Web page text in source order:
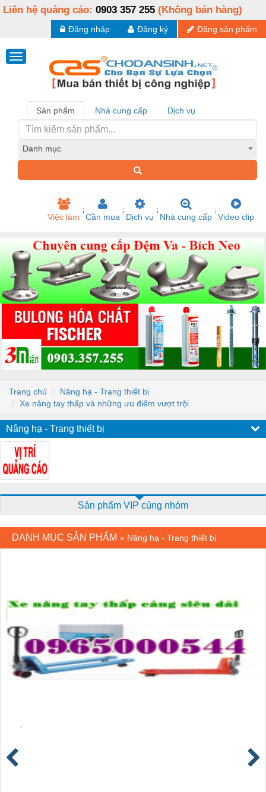
Liên hệ quảng cáo: 0903 357 255 (Không bán hàng)
Đăng sản phẩm
Đăng ký
Đăng nhập
Sản phẩm Nhà cung cấp Dịch vụ
Danh mục
Việc làm Cần mua Dịch vụ Nhà cung cấp Video clip
Trang chủ
Nâng hạ - Trang thiết bị
Xe nâng tay thấp và những ưu điểm vượt trội
Nâng hạ - Trang thiết bị
Sản phẩm VIP cùng nhóm
DANH MỤC SẢN PHẨM » Nâng hạ - Trang thiết bị